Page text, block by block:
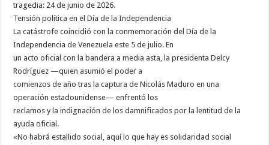
tragedia: 24 de junio de 2026.
Tensión política en el Día de la Independencia
La catástrofe coincidió con la conmemoración del Día de la
Independencia de Venezuela este 5 de julio. En
un acto oficial con la bandera a media asta, la presidenta Delcy
Rodríguez —quien asumió el poder a
comienzos de año tras la captura de Nicolás Maduro en una
operación estadounidense— enfrentó los
reclamos y la indignación de los damnificados por la lentitud de la
ayuda oficial.
«No habrá estallido social, aquí lo que hay es solidaridad social